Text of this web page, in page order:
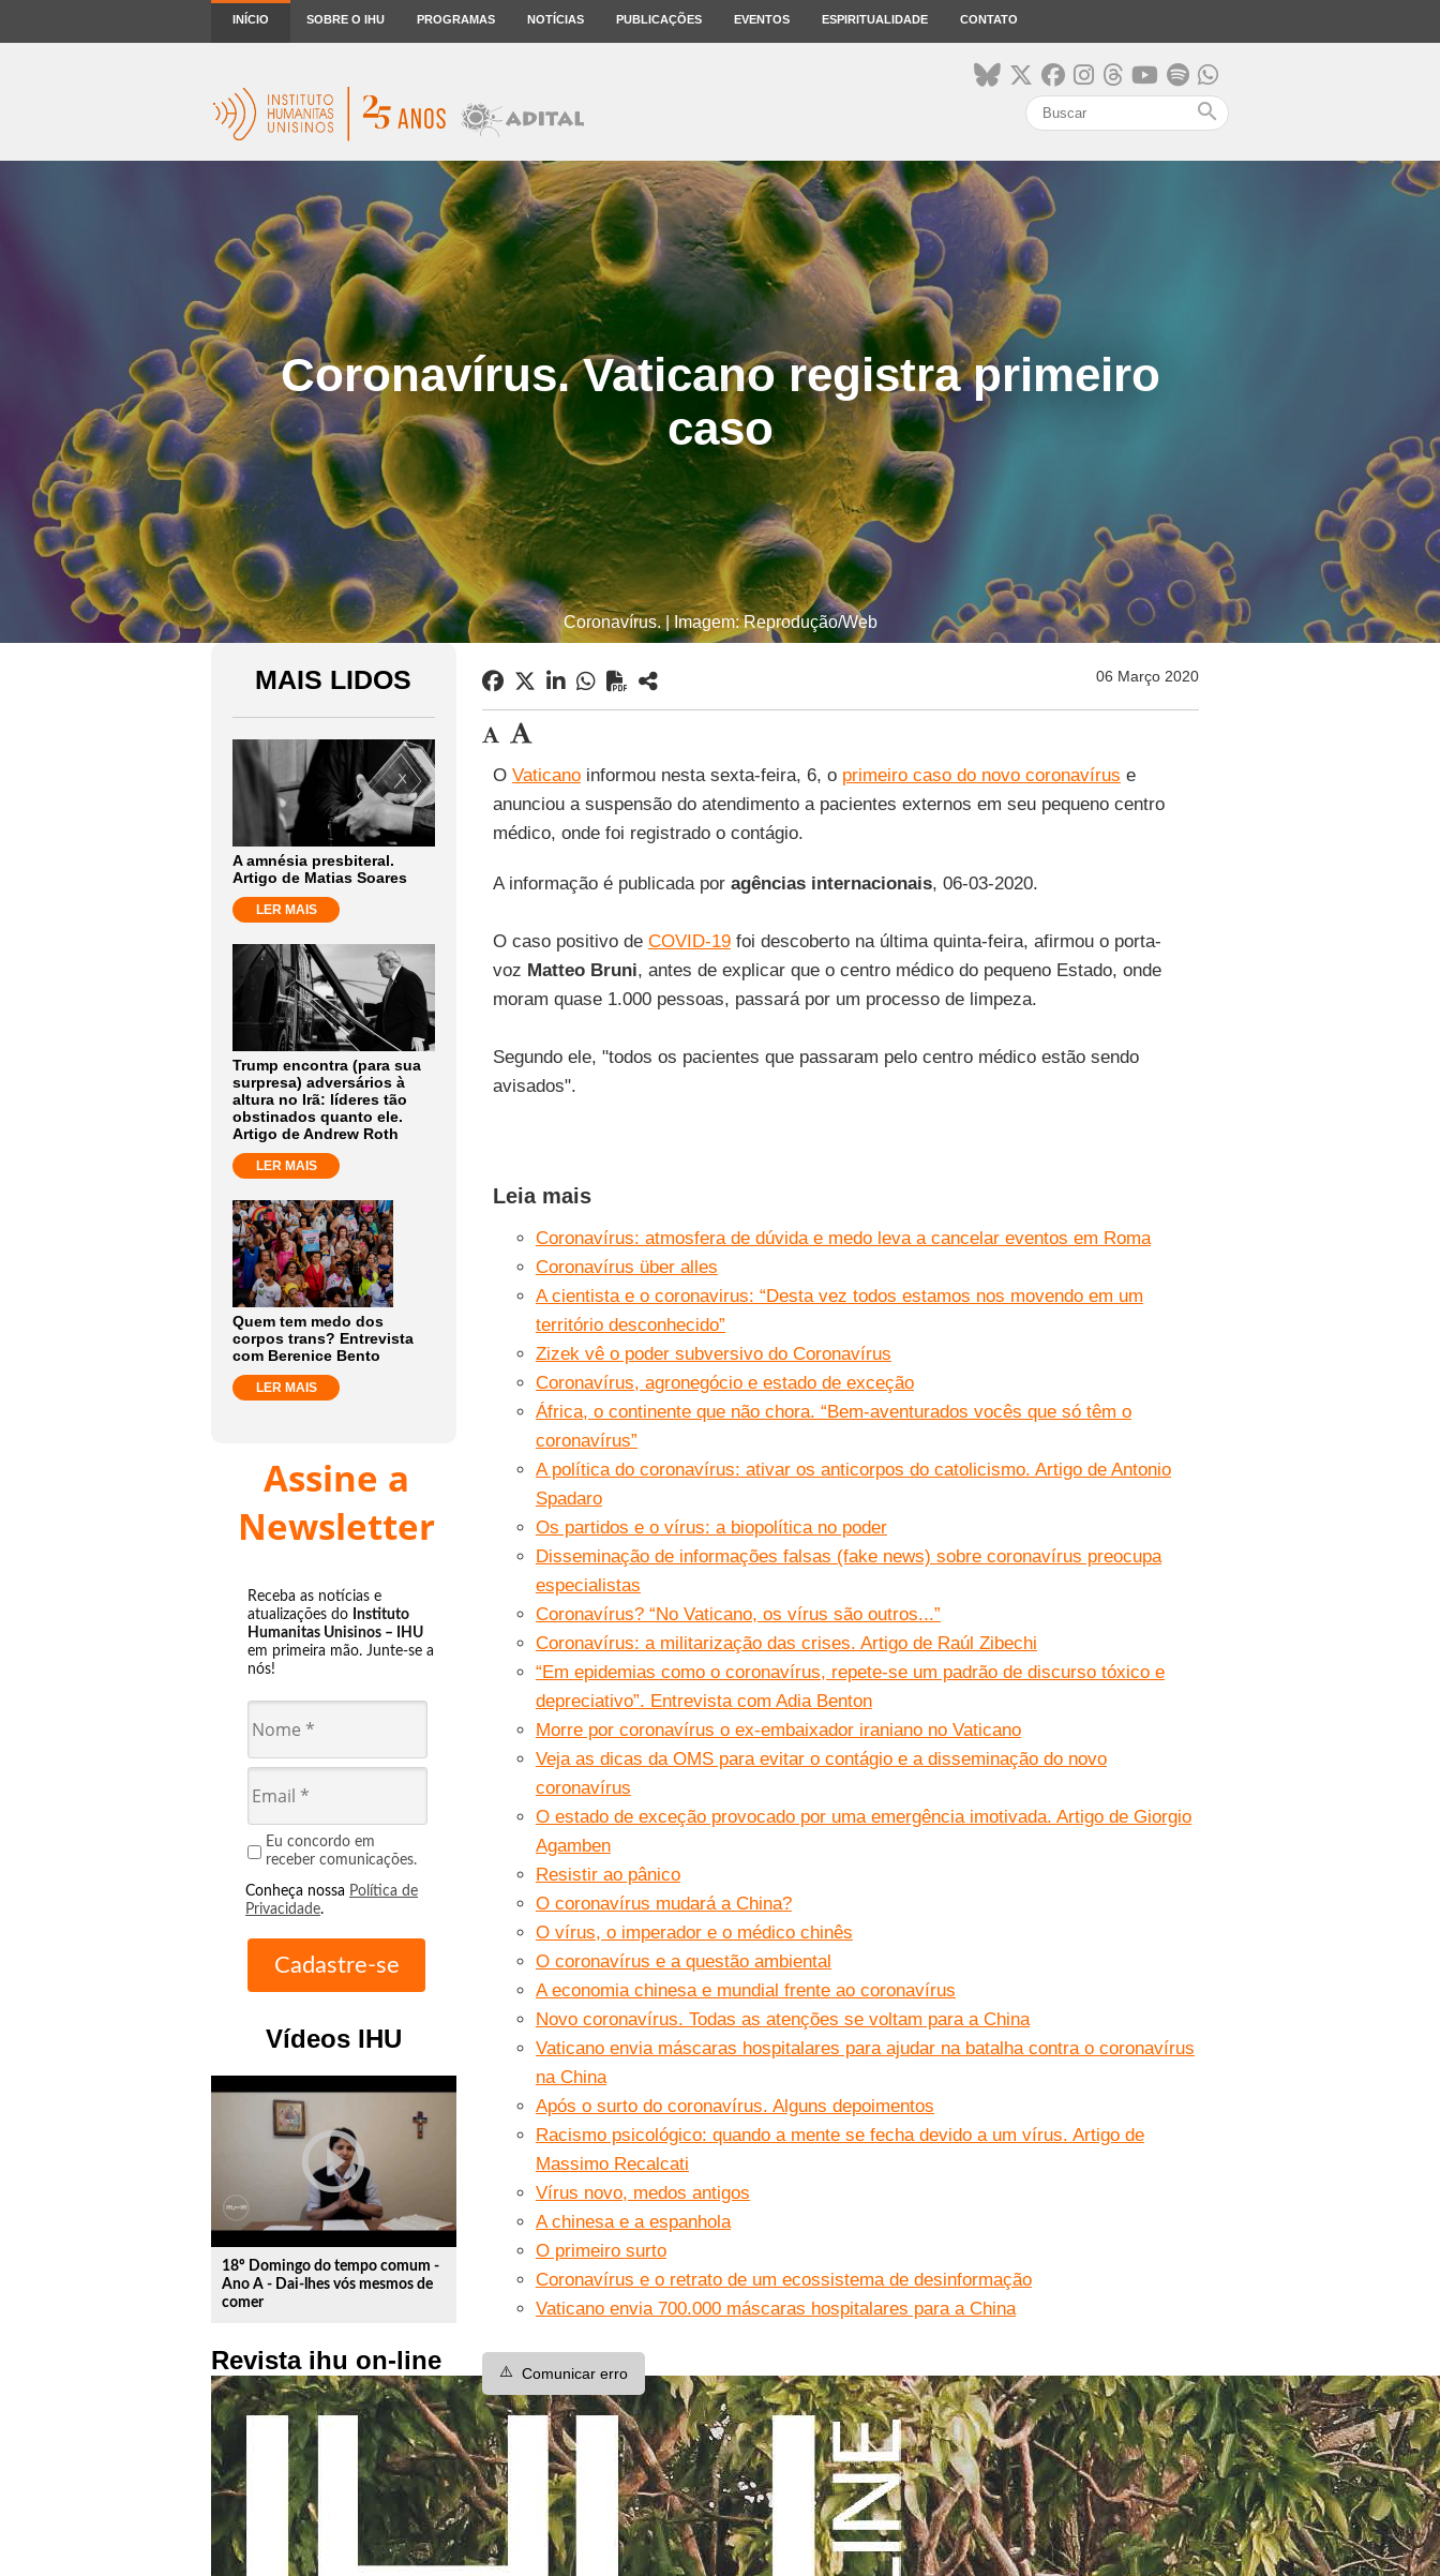
INÍCIO SOBRE O IHU PROGRAMAS NOTÍCIAS PUBLICAÇÕES EVENTOS ESPIRITUALIDADE CONTATO
search
Coronavírus. Vaticano registra primeiro
caso
Coronavírus. | Imagem: Reprodução/Web
MAIS LIDOS
A amnésia presbiteral.
Artigo de Matias Soares
LER MAIS
Trump encontra (para sua
surpresa) adversários à
altura no Irã: líderes tão
obstinados quanto ele.
Artigo de Andrew Roth
LER MAIS
Quem tem medo dos
corpos trans? Entrevista
com Berenice Bento
LER MAIS
Assine a
Newsletter
Receba as notícias e
atualizações do Instituto
Humanitas Unisinos – IHU
em primeira mão. Junte-se a
nós!
Eu concordo em
receber comunicações.
Conheça nossa Política de
Privacidade.
Vídeos IHU
play_circle_outline
18º Domingo do tempo comum -
Ano A - Dai-lhes vós mesmos de
comer
Revista ihu on-line
06 Março 2020
O Vaticanoinformou nesta sexta-feira, 6, o primeiro caso do novo coronavírus e
anunciou a suspensão do atendimento a pacientes externos em seu pequeno centro
médico, onde foi registrado o contágio.
A informação é publicada por agências internacionais, 06-03-2020.
O caso positivo de COVID-19foi descoberto na última quinta-feira, afirmou o porta-
voz Matteo Bruni, antes de explicar que o centro médico do pequeno Estado, onde
moram quase 1.000 pessoas, passará por um processo de limpeza.
Segundo ele, "todos os pacientes que passaram pelo centro médico estão sendo
avisados".
Leia mais
Coronavírus: atmosfera de dúvida e medo leva a cancelar eventos em Roma
Coronavírus über alles
A cientista e o coronavirus: “Desta vez todos estamos nos movendo em um
território desconhecido”
Zizek vê o poder subversivo do Coronavírus
Coronavírus, agronegócio e estado de exceção
África, o continente que não chora. “Bem-aventurados vocês que só têm o
coronavírus”
A política do coronavírus: ativar os anticorpos do catolicismo. Artigo de Antonio
Spadaro
Os partidos e o vírus: a biopolítica no poder
Disseminação de informações falsas (fake news) sobre coronavírus preocupa
especialistas
Coronavírus? “No Vaticano, os vírus são outros...”
Coronavírus: a militarização das crises. Artigo de Raúl Zibechi
“Em epidemias como o coronavírus, repete-se um padrão de discurso tóxico e
depreciativo”. Entrevista com Adia Benton
Morre por coronavírus o ex-embaixador iraniano no Vaticano
Veja as dicas da OMS para evitar o contágio e a disseminação do novo
coronavírus
O estado de exceção provocado por uma emergência imotivada. Artigo de Giorgio
Agamben
Resistir ao pânico
O coronavírus mudará a China?
O vírus, o imperador e o médico chinês
O coronavírus e a questão ambiental
A economia chinesa e mundial frente ao coronavírus
Novo coronavírus. Todas as atenções se voltam para a China
Vaticano envia máscaras hospitalares para ajudar na batalha contra o coronavírus
na China
Após o surto do coronavírus. Alguns depoimentos
Racismo psicológico: quando a mente se fecha devido a um vírus. Artigo de
Massimo Recalcati
Vírus novo, medos antigos
A chinesa e a espanhola
O primeiro surto
Coronavírus e o retrato de um ecossistema de desinformação
Vaticano envia 700.000 máscaras hospitalares para a China
⚠️ Comunicar erro